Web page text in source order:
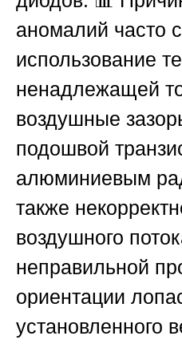
аномалий часто
использование
ненадлежащей
воздушные
подошвой
алюминиевым
также
воздушного
неправильной
ориентации
установленного